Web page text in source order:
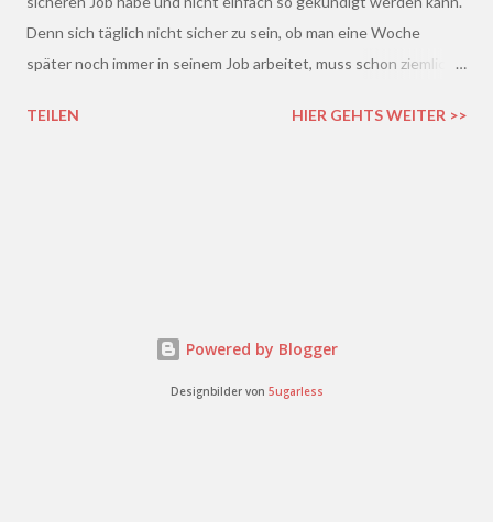
Denn sich täglich nicht sicher zu sein, ob man eine Woche
später noch immer in seinem Job arbeitet, muss schon ziemlich
derzeitigen Situation kommt es ja leider gar nicht so wenig vor,
TEILEN HIER GEHTS WEITER >>
Powered by Blogger
Designbilder von 5ugarless